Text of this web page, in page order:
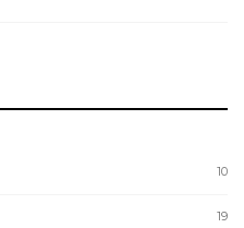
10
19